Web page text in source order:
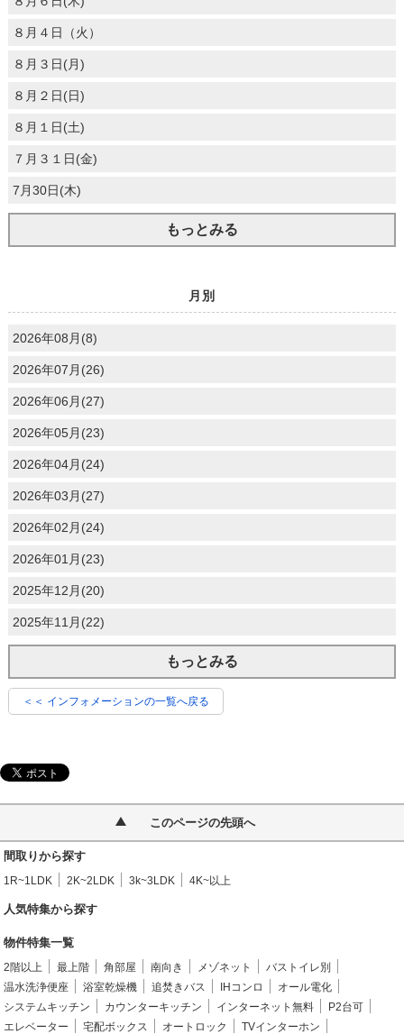
８月４日（火）
８月３日(月)
８月２日(日)
８月１日(土)
７月３１日(金)
7月30日(木)
もっとみる
月別
2026年08月(8)
2026年07月(26)
2026年06月(27)
2026年05月(23)
2026年04月(24)
2026年03月(27)
2026年02月(24)
2026年01月(23)
2025年12月(20)
2025年11月(22)
もっとみる
＜＜ インフォメーションの一覧へ戻る
このページの先頭へ
間取りから探す
1R~1LDK 2K~2LDK 3k~3LDK 4K~以上
人気特集から探す
物件特集一覧
2階以上 最上階 角部屋 南向き メゾネット
バストイレ別
温水洗浄便座
浴室乾燥機 追焚きバス IHコンロ
オール電化
システムキッチン
カウンターキッチン インターネット無料
P2台可
エレベーター
宅配ボックス オートロック
TVインターホン